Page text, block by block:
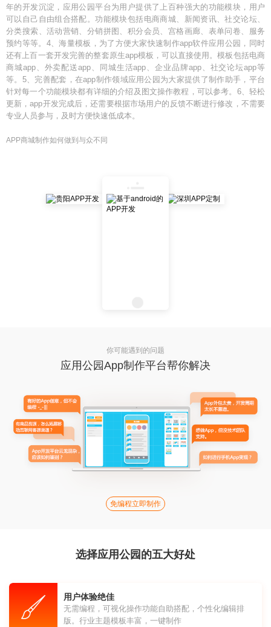
年的开发沉淀，应用公园平台为用户提供了上百种强大的功能模块，用户
可以自己自由组合搭配。功能模块包括电商商城、新闻资讯、社交论坛、
分类搜索、活动营销、分销拼图、积分会员、宫格画廊、表单问卷、服务
预约等等。4、海量模板，为了方便大家快速制作app软件应用公园，同时
还有上百一套开发完善的整套原生app模板，可以直接使用。模板包括电商
商城app、外卖配送app、同城生活app、企业品牌app、社交论坛app等
等。5、完善配套，在app制作领域应用公园为大家提供了制作助手，平台
针对每一个功能模块都有详细的介绍及图文操作教程，可以参考。6、轻松
更新，app开发完成后，还需要根据市场用户的反馈不断进行修改，不需要
专业人员参与，及时方便快速低成本。
APP商城制作如何做到与众不同
你可能遇到的问题
应用公园App制作平台帮你解决
免编程立即制作
选择应用公园的五大好处
用户体验绝佳
无需编程，可视化操作功能自助搭配，个性化编辑排
版。行业主题模板丰富，一键制作